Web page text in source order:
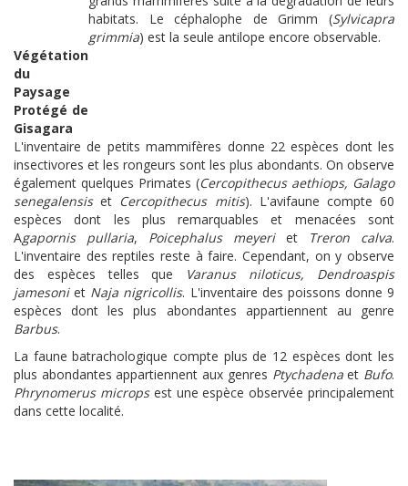
habitats. Le céphalophe de Grimm (Sylvicapra
grimmia) est la seule antilope encore observable.
Végétation
du
Paysage
Protégé de
Gisagara
L'inventaire de petits mammifères donne 22 espèces dont les
insectivores et les rongeurs sont les plus abondants. On observe
également quelques Primates (Cercopithecus aethiops, Galago
senegalensiset Cercopithecus mitis). L'avifaune compte 60
espèces dont les plus remarquables et menacées sont
Agapornis pullaria, Poicephalus meyeriet Treron calva.
L'inventaire des reptiles reste à faire. Cependant, on y observe
des espèces telles que Varanus niloticus, Dendroaspis
jamesoniet Naja nigricollis. L'inventaire des poissons donne 9
espèces dont les plus abondantes appartiennent au genre
Barbus.
La faune batrachologique compte plus de 12 espèces dont les
plus abondantes appartiennent aux genres Ptychadenaet Bufo.
Phrynomerus micropsest une espèce observée principalement
dans cette localité.